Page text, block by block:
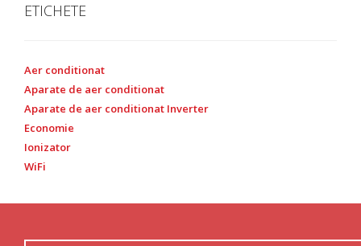
ETICHETE
Aer conditionat
Aparate de aer conditionat
Aparate de aer conditionat Inverter
Economie
Ionizator
WiFi